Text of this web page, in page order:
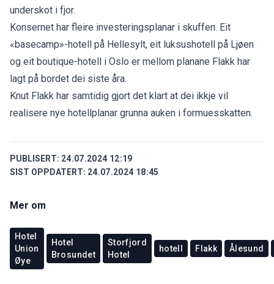
underskot i fjor.
Konsernet har fleire investeringsplanar i skuffen. Eit
«basecamp»-hotell på Hellesylt, eit luksushotell på Ljøen
og eit boutique-hotell i Oslo er mellom planane Flakk har
lagt på bordet dei siste åra.
Knut Flakk har samtidig gjort det klart at dei ikkje vil
realisere nye hotellplanar grunna auken i formuesskatten.
PUBLISERT: 24.07.2024 12:19
SIST OPPDATERT: 24.07.2024 18:45
Mer om
Hotel
Union
Øye
Hotel
Brosundet
Storfjord
Hotel
hotell Flakk Ålesund